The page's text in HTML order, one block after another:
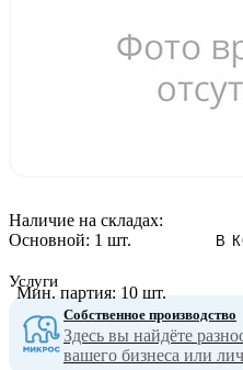
В
Мин. партия: 10 шт.
Наличие на складах:
Основной: 1 шт.
Услуги
Собственное производство
Здесь вы найдёте
вашего бизнеса или